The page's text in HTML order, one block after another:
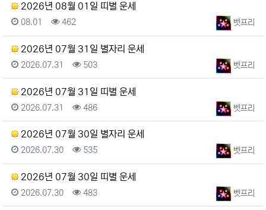
2026년 08월 01일 띠별 운세
등록자벳프리
등록일
08.01 조회
462
2026년 07월 31일 별자리 운세
등록자벳프리
등록일
2026.07.31 조회
503
2026년 07월 31일 띠별 운세
등록자벳프리
등록일
2026.07.31 조회
486
2026년 07월 30일 별자리 운세
등록자벳프리
등록일
2026.07.30 조회
535
2026년 07월 30일 띠별 운세
등록자벳프리
등록일
2026.07.30 조회
483